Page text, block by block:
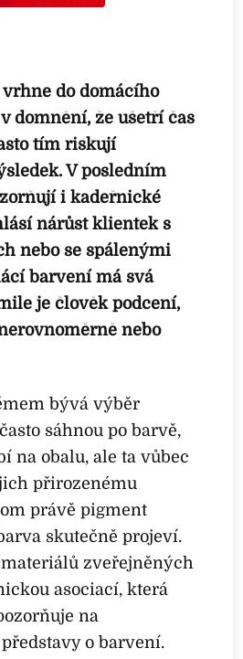
do domácího
domnění, že ušetří čas
tím riskují
V posledním
i kadeřnické
nárůst klientek s
nebo se spálenými
barvení má svá
je člověk podcení,
nebo
bývá výběr
sáhnou po barvě,
na obalu, ale ta vůbec
přirozenému
právě pigment
skutečně projeví.
zveřejněných
asociací, která
na
o barvení.